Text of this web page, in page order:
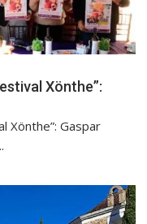
Xönthe”:
Xönthe”: Gaspar